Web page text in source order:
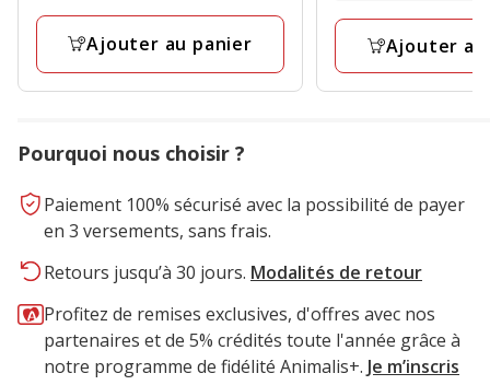
Ajouter au panier
18
7.59€
Ajouter
Pourquoi nous choisir ?
Paiement 100% sécurisé avec la possibilité de payer
en 3 versements, sans frais.
Retours jusqu’à 30 jours. Modalités de retour
Profitez de remises exclusives, d'offres avec nos
partenaires et de 5% crédités toute l'année grâce à
notre programme de fidélité Animalis+. Je m’inscris